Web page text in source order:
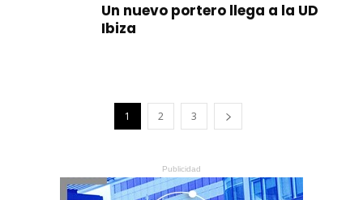
Un nuevo portero llega a la UD
Ibiza
1 2 3
Publicidad